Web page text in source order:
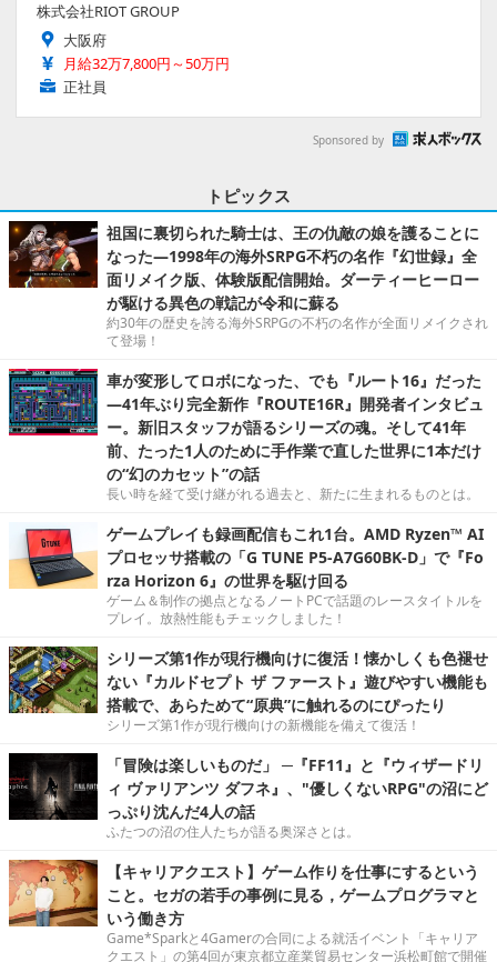
株式会社RIOT GROUP
大阪府
月給32万7,800円～50万円
正社員
Sponsored by
トピックス
祖国に裏切られた騎士は、王の仇敵の娘を護ることに
なった―1998年の海外SRPG不朽の名作『幻世録』全
面リメイク版、体験版配信開始。ダーティーヒーロー
が駆ける異色の戦記が令和に蘇る
約30年の歴史を誇る海外SRPGの不朽の名作が全面リメイクされ
て登場！
車が変形してロボになった、でも『ルート16』だった
―41年ぶり完全新作『ROUTE16R』開発者インタビュ
ー。新旧スタッフが語るシリーズの魂。そして41年
前、たった1人のために手作業で直した世界に1本だけ
の“幻のカセット”の話
長い時を経て受け継がれる過去と、新たに生まれるものとは。
ゲームプレイも録画配信もこれ1台。AMD Ryzen™ AI
プロセッサ搭載の「G TUNE P5-A7G60BK-D」で『Fo
rza Horizon 6』の世界を駆け回る
ゲーム＆制作の拠点となるノートPCで話題のレースタイトルを
プレイ。放熱性能もチェックしました！
シリーズ第1作が現行機向けに復活！懐かしくも色褪せ
ない『カルドセプト ザ ファースト』遊びやすい機能も
搭載で、あらためて“原典”に触れるのにぴったり
シリーズ第1作が現行機向けの新機能を備えて復活！
「冒険は楽しいものだ」 ─『FF11』と『ウィザードリ
ィ ヴァリアンツ ダフネ』、"優しくないRPG"の沼にど
っぷり沈んだ4人の話
ふたつの沼の住人たちが語る奥深さとは。
【キャリアクエスト】ゲーム作りを仕事にするという
こと。セガの若手の事例に見る，ゲームプログラマと
いう働き方
Game*Sparkと4Gamerの合同による就活イベント「キャリア
クエスト」の第4回が東京都立産業貿易センター浜松町館で開催